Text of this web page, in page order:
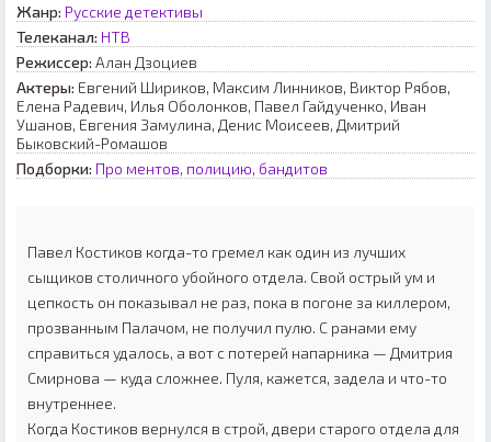
Жанр: Русские детективы
Телеканал: НТВ
Режиссер: Алан Дзоциев
Актеры: Евгений Шириков, Максим Линников, Виктор Рябов,
Елена Радевич, Илья Оболонков, Павел Гайдученко, Иван
Ушанов, Евгения Замулина, Денис Моисеев, Дмитрий
Быковский-Ромашов
Подборки: Про ментов, полицию, бандитов
Павел Костиков когда-то гремел как один из лучших
сыщиков столичного убойного отдела. Свой острый ум и
цепкость он показывал не раз, пока в погоне за киллером,
прозванным Палачом, не получил пулю. С ранами ему
справиться удалось, а вот с потерей напарника — Дмитрия
Смирнова — куда сложнее. Пуля, кажется, задела и что-то
внутреннее.
Когда Костиков вернулся в строй, двери старого отдела для